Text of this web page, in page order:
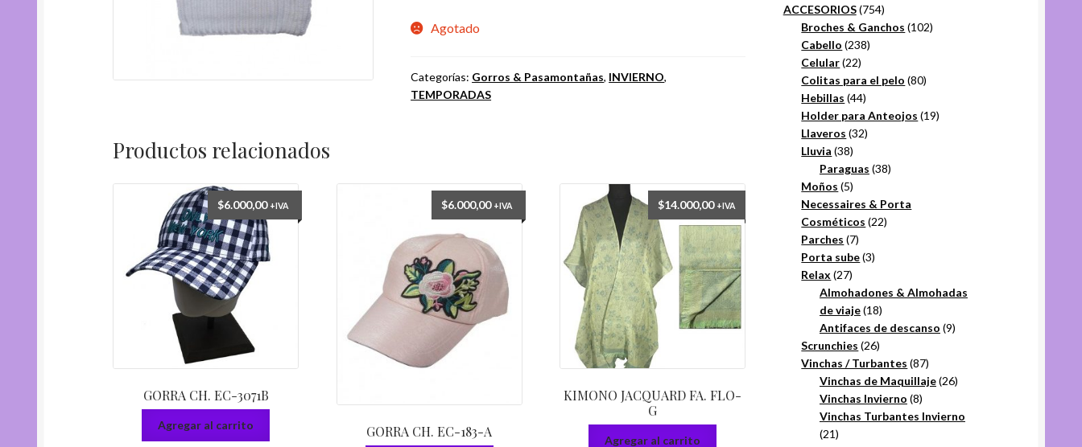
Agotado
Categorías: Gorros & Pasamontañas, INVIERNO,
TEMPORADAS
Productos relacionados
GORRA CH. EC-3071B
$6.000,00 +IVA
Agregar al carrito GORRA CH. EC-183-A
$6.000,00 +IVA
KIMONO JACQUARD FA. FLO-
G
$14.000,00 +IVA
Agregar al carrito
ACCESORIOS 754754
productos
Broches & Ganchos 102102
Cabello 238238
Celular 2222
productos
Colitas para el pelo 8080
Hebillas 4444
productos
Holder para Anteojos 1919
Llaveros 3232
Lluvia 3838
productos
Paraguas 3838
Moños 55
productos
Necessaires & Porta
Cosméticos 2222
Parches 77
productos
Porta sube 33
Relax 2727
productos
Almohadones & Almohadas
de viaje 1818
productos
Antifaces de descanso 99
Scrunchies 2626
productos
Vinchas / Turbantes 8787
productos
Vinchas de Maquillaje 2626
Vinchas Invierno 88
productos
Vinchas Turbantes Invierno
2121